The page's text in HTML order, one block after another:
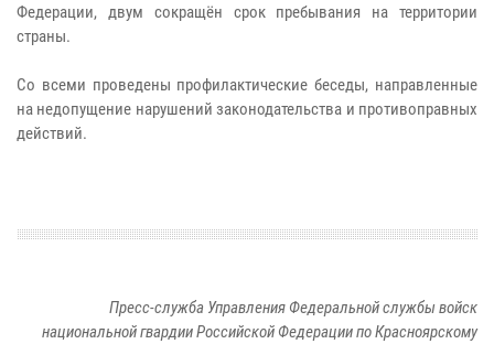
Федерации, двум сокращён срок пребывания на территории
страны.
Со всеми проведены профилактические беседы, направленные
на недопущение нарушений законодательства и противоправных
действий.
Пресс-служба Управления Федеральной службы войск
национальной гвардии Российской Федерации по Красноярскому